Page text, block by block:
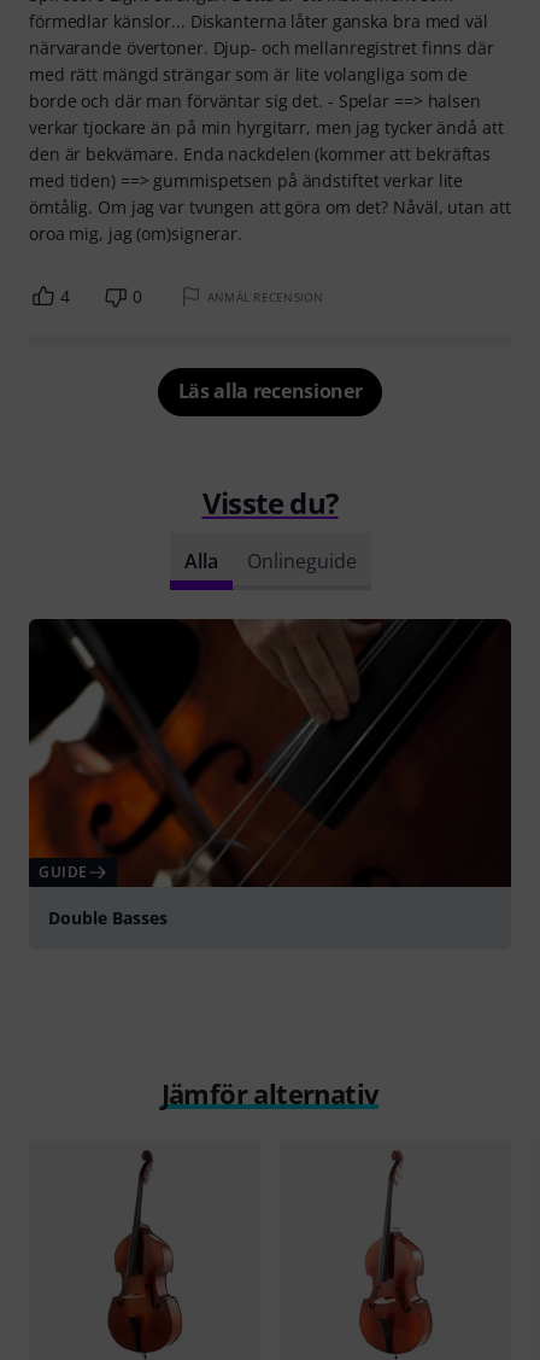
förmedlar känslor... Diskanterna låter ganska bra med väl
närvarande övertoner. Djup- och mellanregistret finns där
med rätt mängd strängar som är lite volangliga som de
borde och där man förväntar sig det. - Spelar ==> halsen
verkar tjockare än på min hyrgitarr, men jag tycker ändå att
den är bekvämare. Enda nackdelen (kommer att bekräftas
med tiden) ==> gummispetsen på ändstiftet verkar lite
ömtålig. Om jag var tvungen att göra om det? Nåväl, utan att
oroa mig, jag (om)signerar.
4 0 ANMÄL RECENSION
Läs alla recensioner
Visste du?
Alla Onlineguide
GUIDE
Double Basses
Jämför alternativ